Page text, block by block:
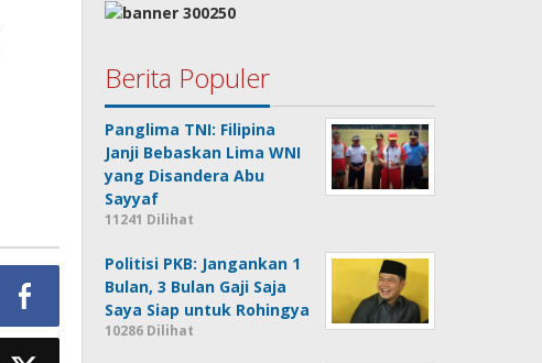
Berita Populer
Panglima TNI: Filipina
Janji Bebaskan Lima WNI
yang Disandera Abu
Sayyaf
11241 Dilihat
Politisi PKB: Jangankan 1
Bulan, 3 Bulan Gaji Saja
Saya Siap untuk Rohingya
10286 Dilihat